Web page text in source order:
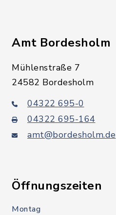
Amt Bordesholm
Mühlenstraße 7
24582 Bordesholm
04322 695-0
04322 695-164
amt@bordesholm.de
Öffnungszeiten
Montag